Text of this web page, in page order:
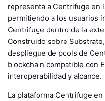
representa a Centrifuge en
permitiendo a los usuarios
Centrifuge dentro de la
Construido sobre
despliegue de pools de
blockchain compatible con
interoperabilidad y alcance.
La plataforma Centrifuge